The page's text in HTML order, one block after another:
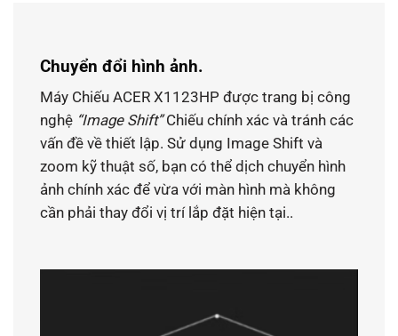
Chuyển đổi hình ảnh.
Máy Chiếu ACER X1123HP được trang bị công
nghệ “Image Shift”Chiếu chính xác và tránh các
vấn đề về thiết lập. Sử dụng Image Shift và
zoom kỹ thuật số, bạn có thể dịch chuyển hình
ảnh chính xác để vừa với màn hình mà không
cần phải thay đổi vị trí lắp đặt hiện tại..